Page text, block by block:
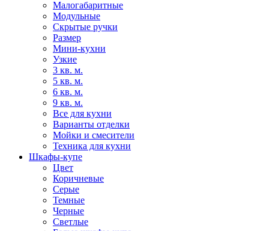
Малогабаритные
Модульные
Скрытые ручки
Размер
Мини-кухни
Узкие
3 кв. м.
5 кв. м.
6 кв. м.
9 кв. м.
Все для кухни
Варианты отделки
Мойки и смесители
Техника для кухни
Шкафы-купе
Цвет
Коричневые
Серые
Темные
Черные
Светлые